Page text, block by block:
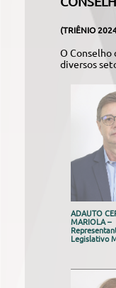
(TRIÊNIO
O Conselho
diversos
ADAUTO
MARIOLA –
Legislativo